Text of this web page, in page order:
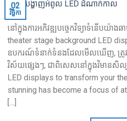
02
វិច្ឆិកា
នៅក្នុងការអភិវឌ្ឍបច្ចេកវិទ្យាទំនើបយ៉ាង
theater stage background LED
ឧបករណ៍ទំនាក់ទំនងដែលមើលឃើញ, ត្រូវប
វិស័យផ្សេងៗ, ជាពិសេសនៅក្នុងវិមានសិល្
LED displays to transform your
stunning has become a focus of
[…]